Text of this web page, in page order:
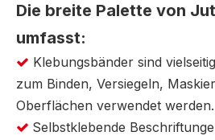
Die breite Palette von
umfasst:
 Klebungsbänder sind
zum Binden, Versiegeln,
Oberflächen verwendet werden.
 Selbstklebende